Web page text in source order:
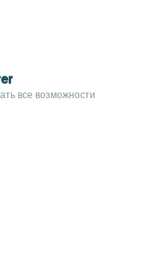
все возможности